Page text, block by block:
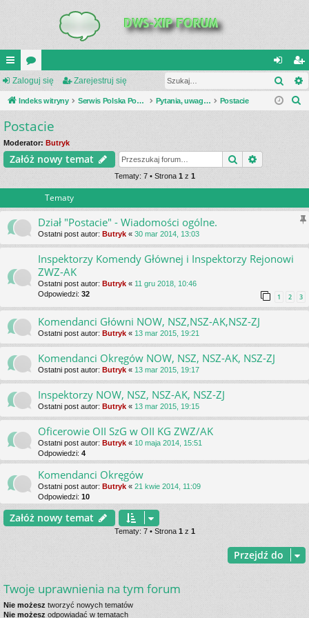
UI
C
K
_L
IN
or
a
al
og
ar
ej
Zaloguj się Zarejestruj się
Indeks witryny Serwis Polska Podziemna Pytania, uwagi, dyskusje Postacie
Postacie
Moderator: Butryk
Załóż nowy temat Szukaj
Tematy: 7 • Strona 1 z 1
Tematy
Dział "Postacie" - Wiadomości ogólne.
Ostatni post autor: Butryk « 30 mar 2014, 13:03
Inspektorzy Komendy Głównej i Inspektorzy Rejonowi
ZWZ-AK
Ostatni post autor: Butryk « 11 gru 2018, 10:46
Odpowiedzi: 32 1 2 3
Komendanci Główni NOW, NSZ,NSZ-AK,NSZ-ZJ
Ostatni post autor: Butryk « 13 mar 2015, 19:21
Komendanci Okręgów NOW, NSZ, NSZ-AK, NSZ-ZJ
Ostatni post autor: Butryk « 13 mar 2015, 19:17
Inspektorzy NOW, NSZ, NSZ-AK, NSZ-ZJ
Ostatni post autor: Butryk « 13 mar 2015, 19:15
Oficerowie OII SzG w OII KG ZWZ/AK
Ostatni post autor: Butryk « 10 maja 2014, 15:51
Odpowiedzi: 4
Komendanci Okręgów
Ostatni post autor: Butryk « 21 kwie 2014, 11:09
Odpowiedzi: 10
Załóż nowy temat
Tematy: 7 • Strona 1z 1
Przejdź do
Twoje uprawnienia na tym forum
Nie możesz tworzyć nowych tematów
Nie możesz odpowiadać w tematach